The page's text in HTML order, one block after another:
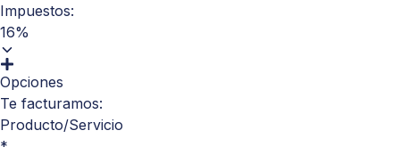
Impuestos:
16%
Opciones
Te facturamos:
Producto/Servicio
*